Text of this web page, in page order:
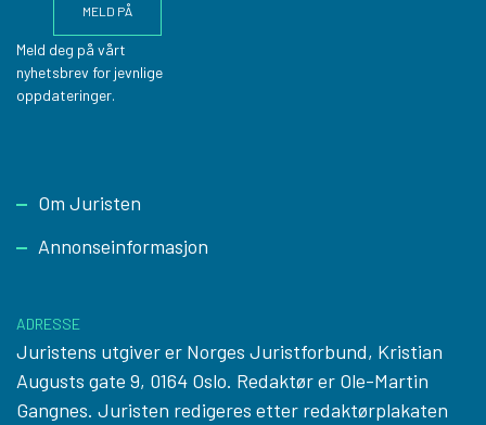
Meld deg på vårt
nyhetsbrev for jevnlige
oppdateringer.
Footer
Om Juristen
Annonseinformasjon
ADRESSE
Juristens utgiver er Norges Juristforbund, Kristian
Augusts gate 9, 0164 Oslo. Redaktør er Ole-Martin
Gangnes. Juristen redigeres etter redaktørplakaten